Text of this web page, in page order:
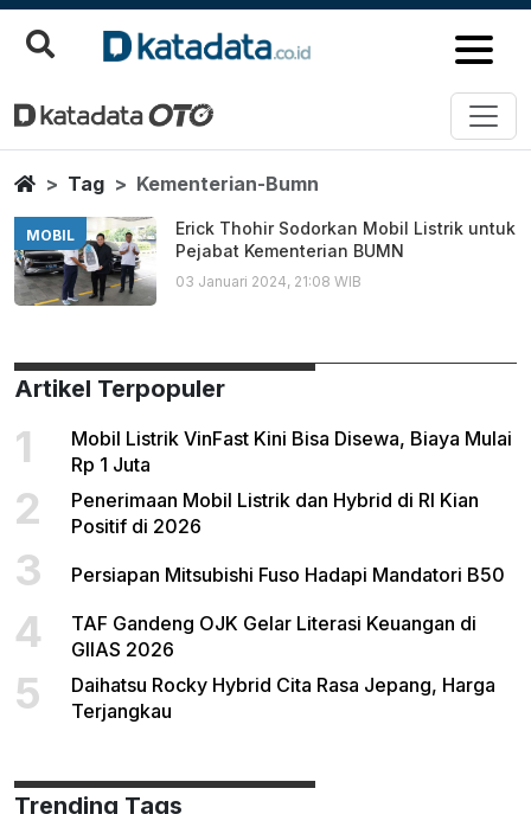
Kementerian Bumn
Berita Terbaru
HomeTag Kementerian-Bumn
MOBIL
Erick Thohir Sodorkan Mobil Listrik untuk
Pejabat Kementerian BUMN
03 Januari 2024, 21:08 WIB
Artikel Terpopuler
1
Mobil Listrik VinFast Kini Bisa Disewa, Biaya Mulai
Rp 1 Juta
2
Penerimaan Mobil Listrik dan Hybrid di RI Kian
Positif di 2026
3 Persiapan Mitsubishi Fuso Hadapi Mandatori B50
4
TAF Gandeng OJK Gelar Literasi Keuangan di
GIIAS 2026
5
Daihatsu Rocky Hybrid Cita Rasa Jepang, Harga
Terjangkau
Trending Tags